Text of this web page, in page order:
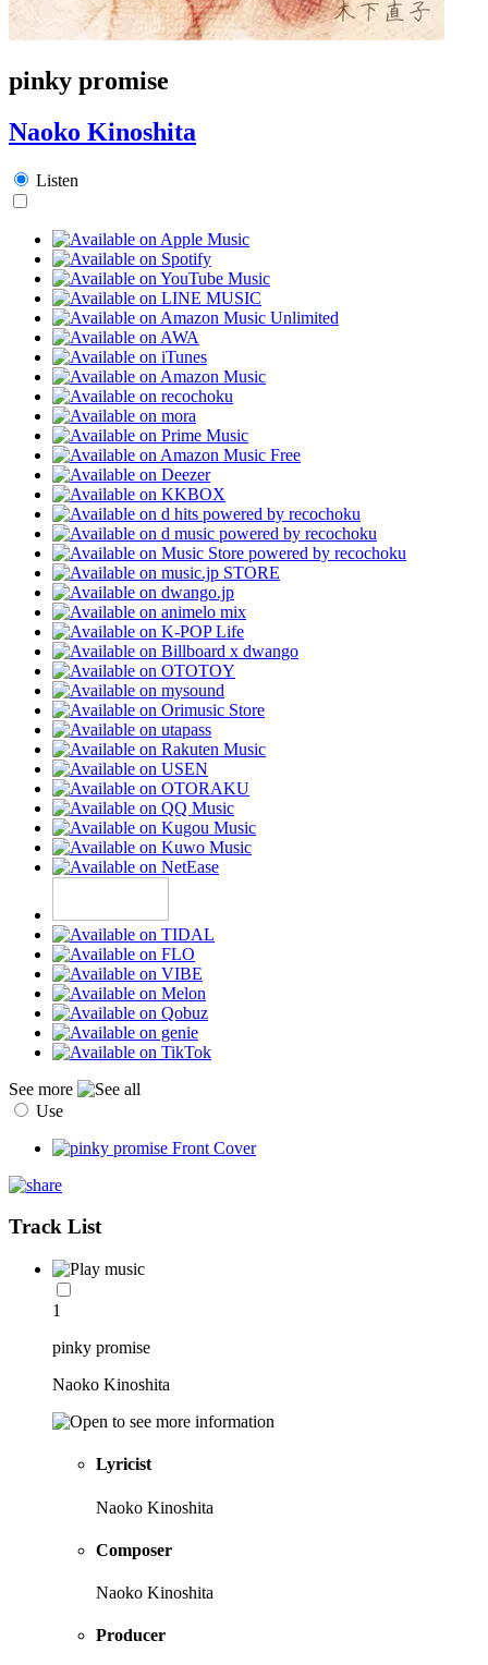
pinky promise
Naoko Kinoshita
Listen
See more
Use
Track List
1
pinky promise
Naoko Kinoshita
Lyricist
Naoko Kinoshita
Composer
Naoko Kinoshita
Producer